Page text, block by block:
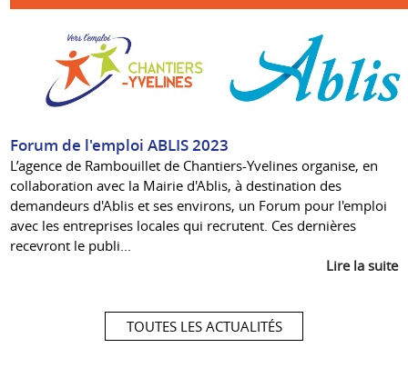
Forum de l'emploi ABLIS 2023
L’agence de Rambouillet de Chantiers-Yvelines organise, en
collaboration avec la Mairie d'Ablis, à destination des
demandeurs d'Ablis et ses environs, un Forum pour l'emploi
avec les entreprises locales qui recrutent. Ces dernières
recevront le publi...
Lire la suite
TOUTES LES ACTUALITÉS